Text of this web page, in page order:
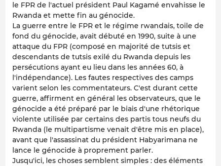
le FPR de l'actuel président Paul Kagamé envahisse le
Rwanda et mette fin au génocide.
La guerre entre le FPR et le régime rwandais, toile de
fond du génocide, avait débuté en 1990, suite à une
attaque du FPR (composé en majorité de tutsis et
descendants de tutsis exilé du Rwanda depuis les
persécutions ayant eu lieu dans les années 60, à
l'indépendance). Les fautes respectives des camps
varient selon les commentateurs. C'est durant cette
guerre, affirment en général les observateurs, que le
génocide a été préparé par le biais d'une rhétorique
violente utilisée par certains des partis tous neufs du
Rwanda (le multipartisme venait d'être mis en place),
avant que l'assassinat du président Habyarimana ne
lance le génocide à proprement parler.
Jusqu'ici, les choses semblent simples : des éléments